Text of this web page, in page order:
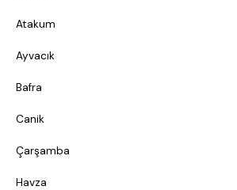
Atakum
Ayvacık
Bafra
Canik
Çarşamba
Havza